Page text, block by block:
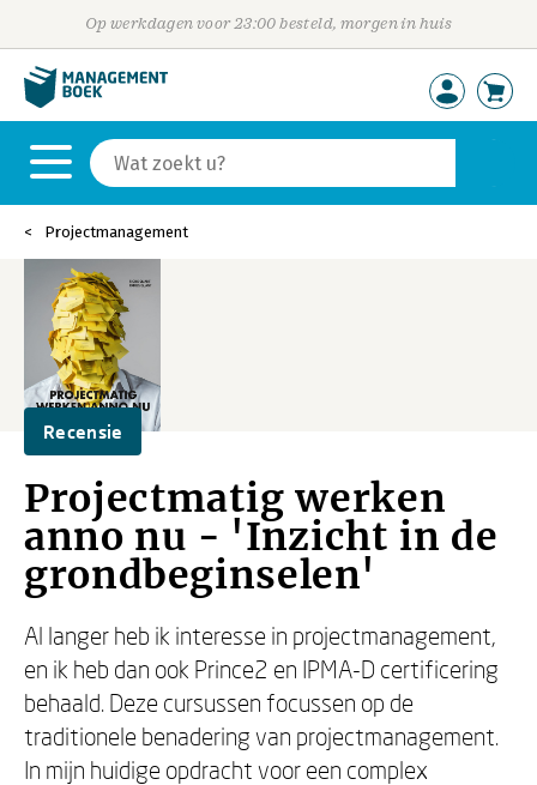
Op werkdagen voor 23:00 besteld, morgen in huis
Projectmanagement
Recensie
Projectmatig werken
anno nu - 'Inzicht in de
grondbeginselen'
Al langer heb ik interesse in projectmanagement,
en ik heb dan ook Prince2 en IPMA-D certificering
behaald. Deze cursussen focussen op de
traditionele benadering van projectmanagement.
In mijn huidige opdracht voor een complex